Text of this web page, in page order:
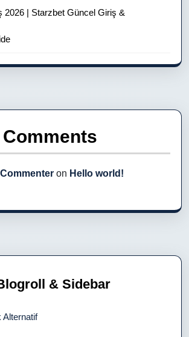
2026 | Starzbet Güncel Giriş &
on Hello world!
& Sidebar
Alternatif